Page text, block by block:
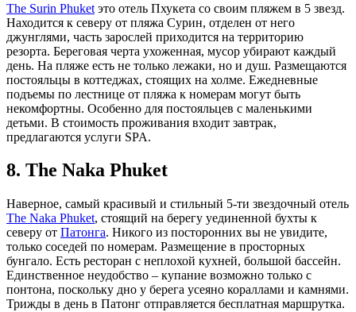
The Surin Phuket это отель Пхукета со своим пляжем в 5 звезд.
Находится к северу от пляжа Сурин, отделен от него
джунглями, часть зарослей приходится на территорию
резорта. Береговая черта ухоженная, мусор убирают каждый
день. На пляже есть не только лежаки, но и душ. Размещаются
постояльцы в коттеджах, стоящих на холме. Ежедневные
подъемы по лестнице от пляжа к номерам могут быть
некомфортны. Особенно для постояльцев с маленькими
детьми. В стоимость проживания входит завтрак,
предлагаются услуги SPA.
8. The Naka Phuket
Наверное, самый красивый и стильный 5-ти звездочный отель
The Naka Phuket, стоящий на берегу уединенной бухты к
северу от Патонга. Никого из посторонних вы не увидите,
только соседей по номерам. Размещение в просторных
бунгало. Есть ресторан с неплохой кухней, большой бассейн.
Единственное неудобство – купание возможно только с
понтона, поскольку дно у берега усеяно кораллами и камнями.
Трижды в день в Патонг отправляется бесплатная маршрутка.